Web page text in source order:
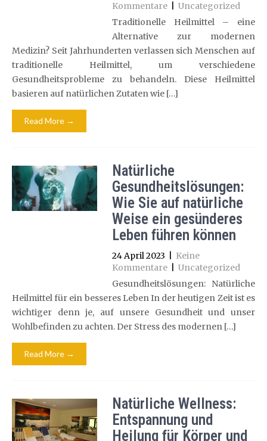
Kommentare
Uncategorized
Traditionelle Heilmittel – eine
Alternative zur modernen
Medizin? Seit Jahrhunderten verlassen sich Menschen auf
traditionelle Heilmittel, um verschiedene
Gesundheitsprobleme zu behandeln. Diese Heilmittel
basieren auf natürlichen Zutaten wie […]
Read More →
Natürliche
Gesundheitslösungen:
Wie Sie auf natürliche
Weise ein gesünderes
Leben führen können
24 April 2023
Keine
Kommentare
Uncategorized
Gesundheitslösungen: Natürliche
Heilmittel für ein besseres Leben In der heutigen Zeit ist es
wichtiger denn je, auf unsere Gesundheit und unser
Wohlbefinden zu achten. Der Stress des modernen […]
Read More →
Natürliche Wellness:
Entspannung und
Heilung für Körper und